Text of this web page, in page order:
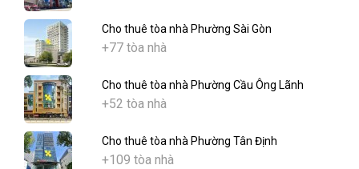
Cho thuê tòa nhà Phường Sài Gòn
+77 tòa nhà
Cho thuê tòa nhà Phường Cầu Ông Lãnh
+52 tòa nhà
Cho thuê tòa nhà Phường Tân Định
+109 tòa nhà